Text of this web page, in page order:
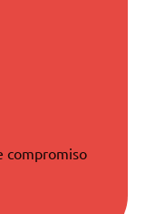
compromiso